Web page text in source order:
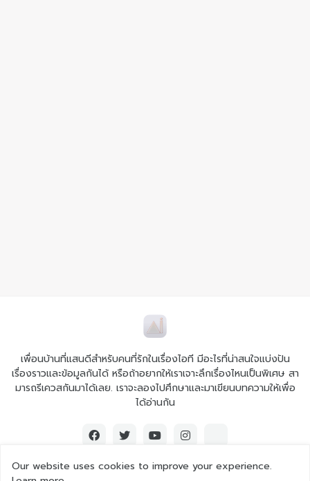
เพื่อนบ้านที่แสนดีสำหรับคนที่รักในเรื่องไอที มีอะไรที่น่าสนใจแบ่งปัน
เรื่องราวและข้อมูลกันได้ หรือถ้าอยากให้เราเจาะลึกเรื่องไหนเป็นพิเศษ สา
มารถรีเควสกันมาได้เลย. เราจะลองไปศึกษาและมาเขียนบทความให้เพื่อ
ได้อ่านกัน
Our website uses cookies to improve your experience.